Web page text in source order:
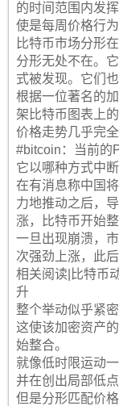
的时间范围内发
使是每周价格行
比特币市场分形
分形无处不在。
式被发现。它们
根据一位著名的
架比特币图表上
价格走势几乎完全
#bitcoin：当前的
它以哪种方式中
在有消息称中国
力地推动之后，
涨，比特币开始
一旦出现崩溃，
次强劲上涨，此
相关阅读|比特币
升
整个举动似乎紧
这使该加密资产
始整合。
就像低时限运动
并在创出局部低
但是分形匹配价